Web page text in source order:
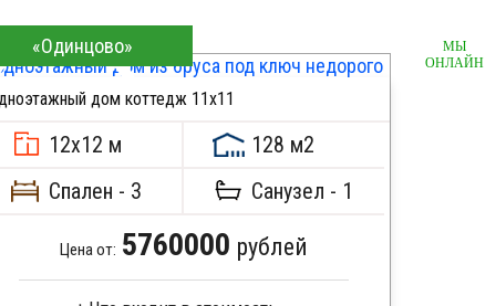
ПОДРОБНЕЕ
«Одинцово»
дом коттедж 11х11
12х12 м
128 м2
Спален - 3
Санузел - 1
Цена от: 5760000 рублей
МЫ
ОНЛАЙН